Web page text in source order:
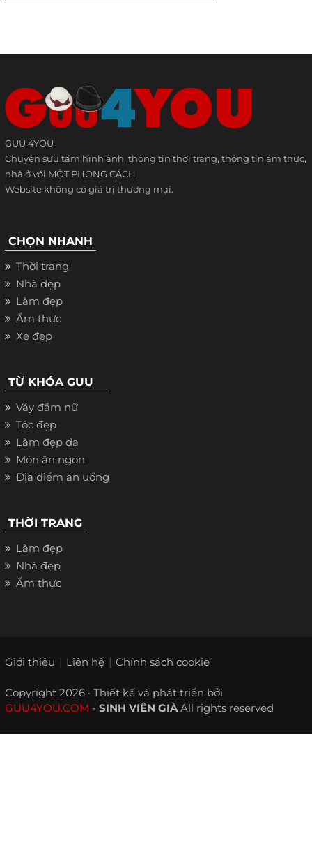
GUU 4YOU
Chuyên sưu tầm hình ảnh, thông tin thời trang, thông tin ẩm thực,
nhà ở với MỘT PHONG CÁCH
Website không có giá trị thương mại.
CHỌN NHANH
Thời trang
Nhà đẹp
Làm đẹp
Ẩm thực
Xe đẹp
TỪ KHÓA GUU
Váy đầm nữ
Tóc đẹp
Làm đẹp da
Món ăn ngon
Địa điểm ăn uống
THỜI TRANG
Làm đẹp
Nhà đẹp
Ẩm thực
Giới thiệu Liên hệ Chính sách cookie
Copyright 2026 · Thiết kế và phát triển bởi
GUU4YOU.COM - SINH VIÊN GIÀAll rights reserved